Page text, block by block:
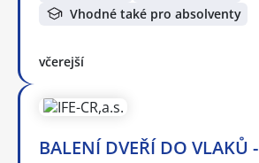
Vhodné také pro absolventy
včerejší
BALENÍ DVEŘÍ DO VLAKŮ -